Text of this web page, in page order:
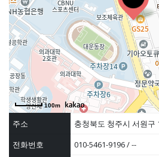
100m
주소
충청북도 청주시 서원구
전화번호
010-5461-9196 / --